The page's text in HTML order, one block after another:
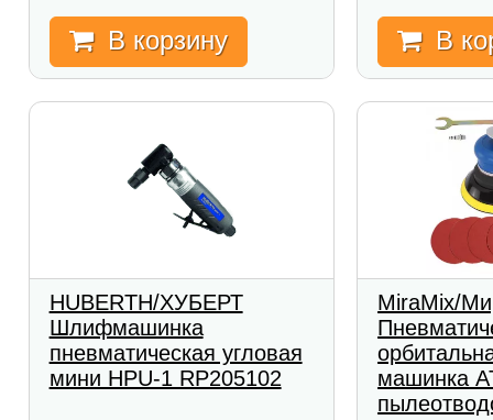
В корзину В
HUBERTH/ХУБЕРТ
Шлифмашинка
пневматическая угловая
мини HPU-1 RP205102
MiraMix/
машинка